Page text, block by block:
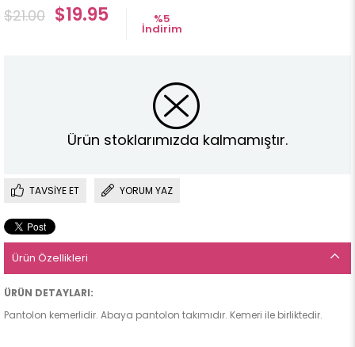
$21.00 $19.95 %5
İndirim
Ürün stoklarımızda kalmamıştır.
TAVSIYE ET YORUM YAZ
Ürün Özellikleri
ÜRÜN DETAYLARI:
Pantolon kemerlidir. Abaya pantolon takımıdır. Kemeri ile birliktedir.